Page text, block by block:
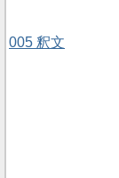
005 釈文